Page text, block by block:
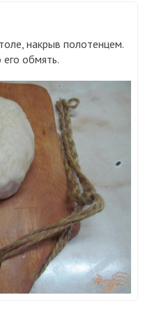
накрыв полотенцем.
обмять.